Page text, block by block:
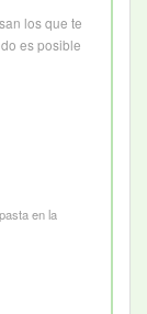
los que te
es posible
en la